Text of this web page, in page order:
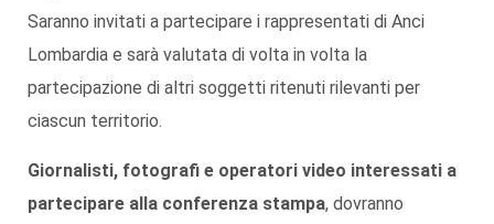
Saranno invitati a partecipare i rappresentati di Anci
Lombardia e sarà valutata di volta in volta la
partecipazione di altri soggetti ritenuti rilevanti per
ciascun territorio.
Giornalisti, fotografi e operatori video interessati a
partecipare alla conferenza stampa, dovranno